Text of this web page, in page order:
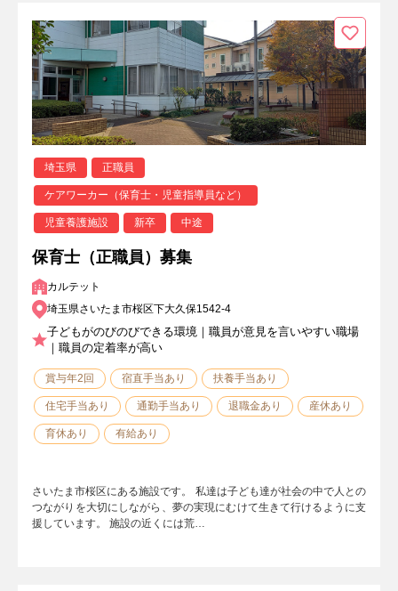
埼玉県 正職員
ケアワーカー（保育士・児童指導員など）
児童養護施設 新卒 中途
保育士（正職員）募集
カルテット
埼玉県さいたま市桜区下大久保1542-4
子どもがのびのびできる環境｜職員が意見を言いやすい職場
｜職員の定着率が高い
賞与年2回 宿直手当あり 扶養手当あり
住宅手当あり 通勤手当あり 退職金あり 産休あり
育休あり 有給あり
さいたま市桜区にある施設です。 私達は子ども達が社会の中で人との
つながりを大切にしながら、夢の実現にむけて生きて行けるように支
援しています。 施設の近くには荒…